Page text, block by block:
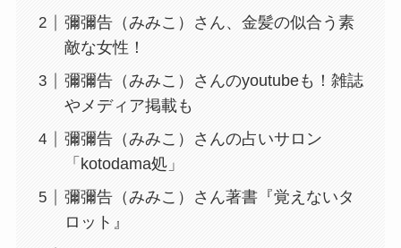
彌彌告（みみこ）さん、金髪の似合う素
敵な女性！
彌彌告（みみこ）さんのyoutubeも！雑誌
やメディア掲載も
彌彌告（みみこ）さんの占いサロン
「kotodama処」
彌彌告（みみこ）さん著書『覚えないタ
ロット』